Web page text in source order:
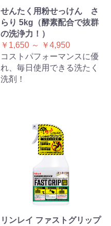
せんたく用粉せっけん さ
らり 5kg（酵素配合で抜群
の洗浄力！）
￥1,650 ～ ￥4,950
コストパフォーマンスに優
れ、毎日使用できる洗たく
洗剤！
リンレイ ファストグリップ